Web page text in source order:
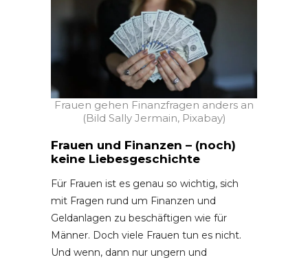
Frauen gehen Finanzfragen anders an
(Bild Sally Jermain, Pixabay)
Frauen und Finanzen – (noch)
keine Liebesgeschichte
Für Frauen ist es genau so wichtig, sich
mit Fragen rund um Finanzen und
Geldanlagen zu beschäftigen wie für
Männer. Doch viele Frauen tun es nicht.
Und wenn, dann nur ungern und